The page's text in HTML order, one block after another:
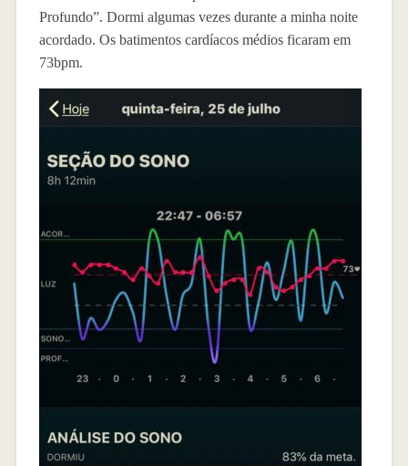
Profundo”. Dormi algumas vezes durante a minha noite
acordado. Os batimentos cardíacos médios ficaram em
73bpm.